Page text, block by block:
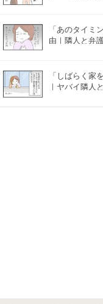
「あのタイミ
由｜隣人と弁
「しばらく家
｜ヤバイ隣人